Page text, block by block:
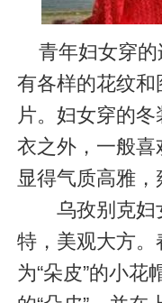
青年妇女穿的
有各样的花纹
片。妇女穿的
衣之外，一般
显得气质高雅，
乌孜别克妇
特，美观大方
为“朵皮”的小花